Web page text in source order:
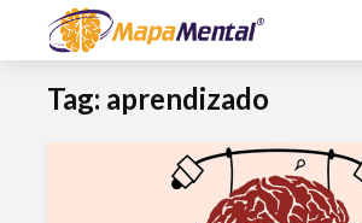
Tag: aprendizado